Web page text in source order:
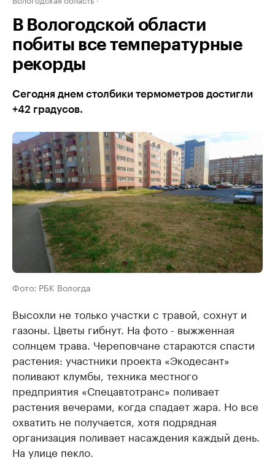
В Вологодской области
побиты все температурные
рекорды
Сегодня днем столбики термометров достигли
+42 градусов.
Фото: РБК Вологда
Высохли не только участки с травой, сохнут и
газоны. Цветы гибнут. На фото - выжженная
солнцем трава. Череповчане стараются спасти
растения: участники проекта «Экодесант»
поливают клумбы, техника местного
предприятия «Спецавтотранс» поливает
растения вечерами, когда спадает жара. Но все
охватить не получается, хотя подрядная
организация поливает насаждения каждый день.
На улице пекло.